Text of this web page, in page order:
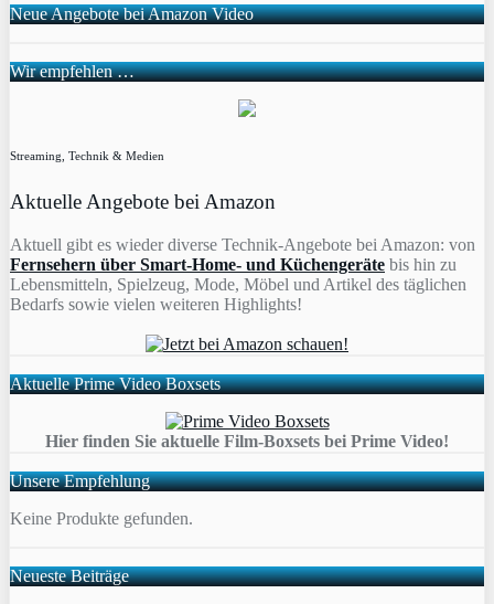
Neue Angebote bei Amazon Video
Wir empfehlen …
Streaming, Technik & Medien
Aktuelle Angebote bei Amazon
Aktuell gibt es wieder diverse Technik-Angebote bei Amazon: von
Fernsehern über Smart-Home- und Küchengeräte bis hin zu
Lebensmitteln, Spielzeug, Mode, Möbel und Artikel des täglichen
Bedarfs sowie vielen weiteren Highlights!
Aktuelle Prime Video Boxsets
Hier finden Sie aktuelle Film-Boxsets bei Prime Video!
Unsere Empfehlung
Keine Produkte gefunden.
Neueste Beiträge